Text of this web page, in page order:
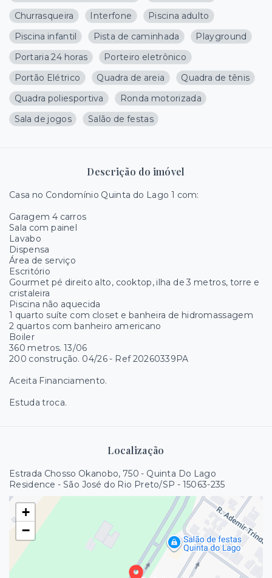
Churrasqueira
Interfone
Piscina adulto
Piscina infantil
Pista de caminhada
Playground
Portaria 24 horas
Porteiro eletrônico
Portão Elétrico
Quadra de areia
Quadra de tênis
Quadra poliesportiva
Ronda motorizada
Sala de jogos
Salão de festas
Descrição do imóvel
Casa no Condomínio Quinta do Lago 1 com:
Garagem 4 carros
Sala com painel
Lavabo
Dispensa
Área de serviço
Escritório
Gourmet pé direito alto, cooktop, ilha de 3 metros, torre e
cristaleira
Piscina não aquecida
1 quarto suíte com closet e banheira de hidromassagem
2 quartos com banheiro americano
Boiler
360 metros. 13/06
200 construção. 04/26 - Ref 20260339PA
Aceita Financiamento.
Estuda troca.
Localização
Estrada Chosso Okanobo, 750 - Quinta Do Lago
Residence - São José do Rio Preto/SP - 15063-235
+
−